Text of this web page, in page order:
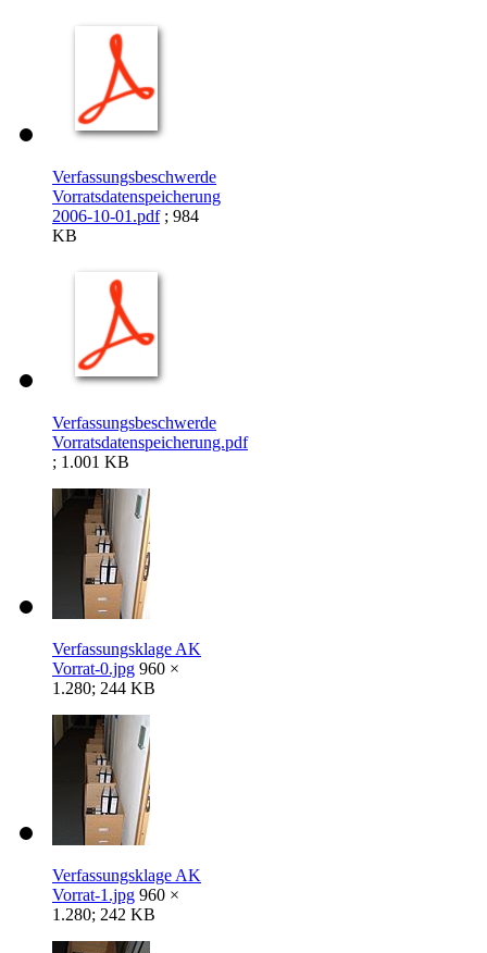
Verfassungsbeschwerde
Vorratsdatenspeicherung
2006-10-01.pdf; 984
KB
Verfassungsbeschwerde
Vorratsdatenspeicherung.pdf
; 1.001 KB
Verfassungsklage AK
Vorrat-0.jpg 960 ×
1.280; 244 KB
Verfassungsklage AK
Vorrat-1.jpg 960 ×
1.280; 242 KB